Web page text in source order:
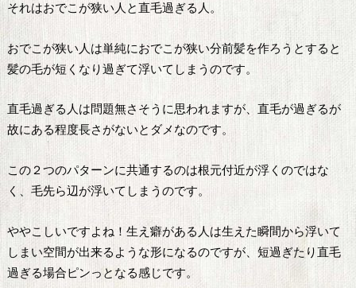
それはおでこが狭い人と直毛過ぎる人。
おでこが狭い人は単純におでこが狭い分前髪を作ろうとすると
髪の毛が短くなり過ぎて浮いてしまうのです。
直毛過ぎる人は問題無さそうに思われますが、直毛が過ぎるが
故にある程度長さがないとダメなのです。
この２つのパターンに共通するのは根元付近が浮くのではな
く、毛先ら辺が浮いてしまうのです。
ややこしいですよね！生え癖がある人は生えた瞬間から浮いて
しまい空間が出来るような形になるのですが、短過ぎたり直毛
過ぎる場合ピンっとなる感じです。